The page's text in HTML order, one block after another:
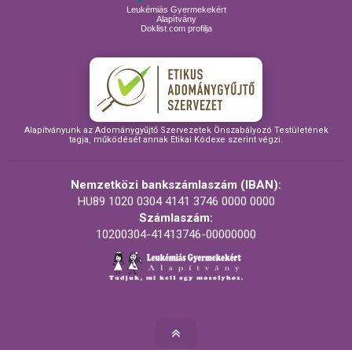
Leukémiás Gyermekekért
Alapítvány
Doklist.com profilja
Alapítványunk az Adománygyűjtő Szervezetek Önszabályozó Testületének
tagja, működését annak Etikai Kódexe szerint végzi.
Nemzetközi bankszámlaszám (IBAN):
HU89 1020 0304 4141 3746 0000 0000
Számlaszám:
10200304-41413746-00000000